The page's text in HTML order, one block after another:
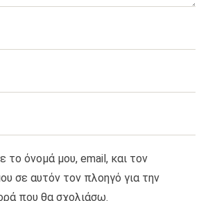
το όνομά μου, email, και τον
σε αυτόν τον πλοηγό για την
που θα σχολιάσω.